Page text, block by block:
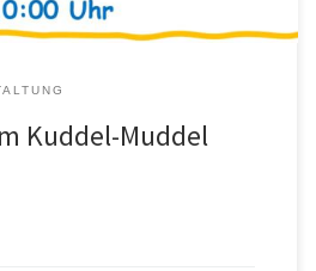
Kuddel-Muddel